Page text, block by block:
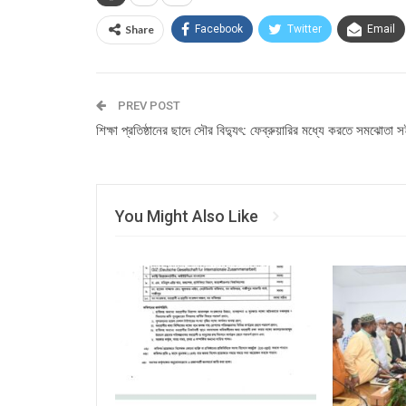
Share Facebook Twitter Email
PREV POST
শিক্ষা প্রতিষ্ঠানের ছাদে সৌর বিদ্যুৎ: ফেব্রুয়ারির মধ্যে করতে সমঝোতা
You Might Also Like